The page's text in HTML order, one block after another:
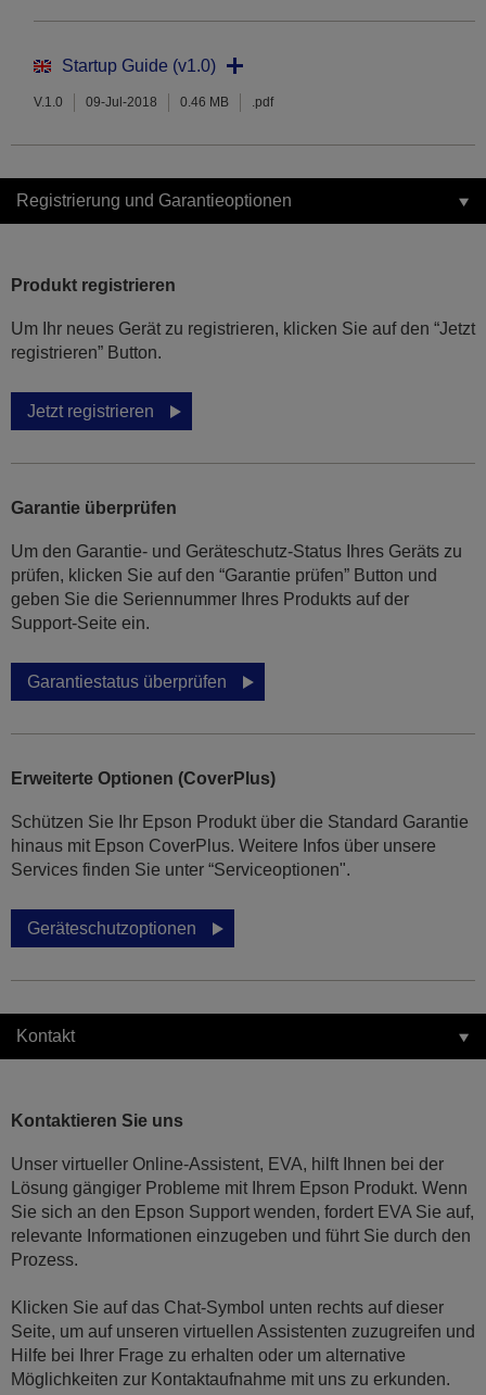
Startup Guide (v1.0)
V.1.0 09-Jul-2018 0.46 MB .pdf
Registrierung und Garantieoptionen
Produkt registrieren
Um Ihr neues Gerät zu registrieren, klicken Sie auf den “Jetzt
registrieren” Button.
Jetzt registrieren
Garantie überprüfen
Um den Garantie- und Geräteschutz-Status Ihres Geräts zu
prüfen, klicken Sie auf den “Garantie prüfen” Button und
geben Sie die Seriennummer Ihres Produkts auf der
Support-Seite ein.
Garantiestatus überprüfen
Erweiterte Optionen (CoverPlus)
Schützen Sie Ihr Epson Produkt über die Standard Garantie
hinaus mit Epson CoverPlus. Weitere Infos über unsere
Services finden Sie unter “Serviceoptionen".
Geräteschutzoptionen
Kontakt
Kontaktieren Sie uns
Unser virtueller Online-Assistent, EVA, hilft Ihnen bei der
Lösung gängiger Probleme mit Ihrem Epson Produkt. Wenn
Sie sich an den Epson Support wenden, fordert EVA Sie auf,
relevante Informationen einzugeben und führt Sie durch den
Prozess.
Klicken Sie auf das Chat-Symbol unten rechts auf dieser
Seite, um auf unseren virtuellen Assistenten zuzugreifen und
Hilfe bei Ihrer Frage zu erhalten oder um alternative
Möglichkeiten zur Kontaktaufnahme mit uns zu erkunden.